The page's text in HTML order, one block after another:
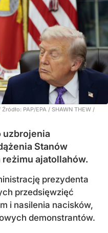
Źródło: PAP/EPA / SHAWN THEW /
uzbrojenia
Stanów
ajatollahów.
prezydenta
przedsięwzięć
i nasilenia nacisków,
demonstrantów.